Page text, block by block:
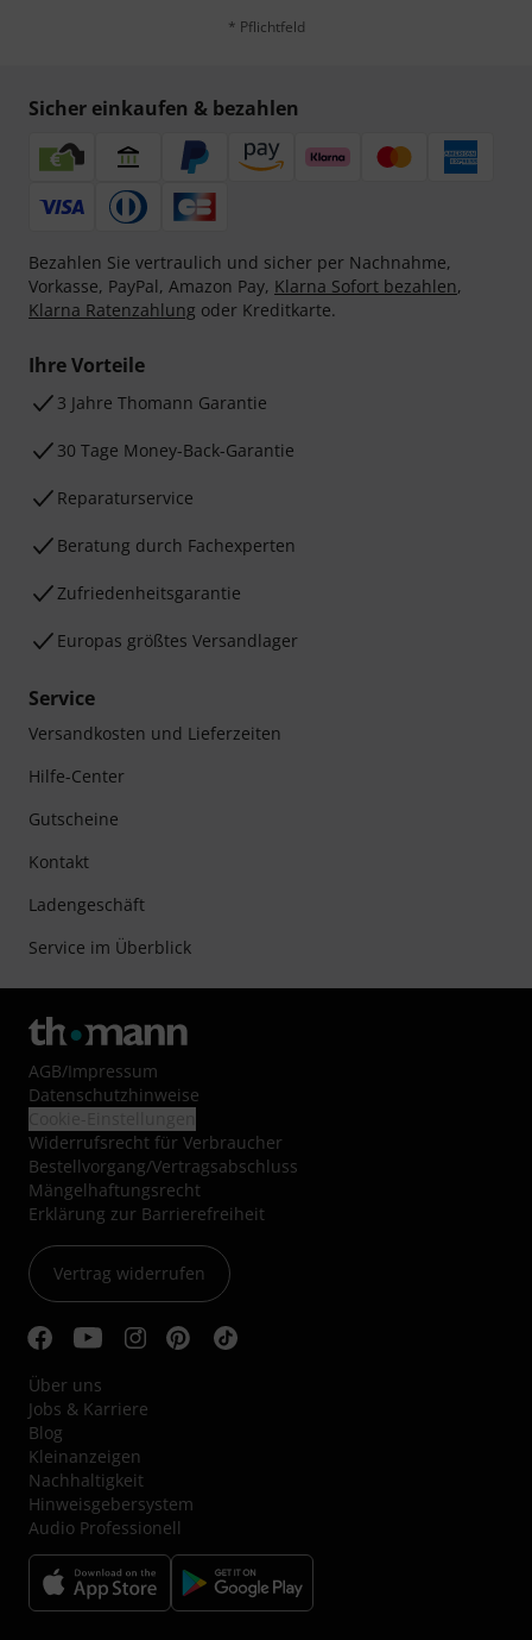
* Pflichtfeld
Sicher einkaufen & bezahlen
Bezahlen Sie vertraulich und sicher per Nachnahme,
Vorkasse, PayPal, Amazon Pay, Klarna Sofort bezahlen,
Klarna Ratenzahlung oder Kreditkarte.
Ihre Vorteile
3 Jahre Thomann Garantie
30 Tage Money-Back-Garantie
Reparaturservice
Beratung durch Fachexperten
Zufriedenheitsgarantie
Europas größtes Versandlager
Service
Versandkosten und Lieferzeiten
Hilfe-Center
Gutscheine
Kontakt
Ladengeschäft
Service im Überblick
AGB/Impressum
Datenschutzhinweise
Widerrufsrecht für Verbraucher
Bestellvorgang/Vertragsabschluss
Mängelhaftungsrecht
Erklärung zur Barrierefreiheit
Vertrag widerrufen
Über uns
Jobs & Karriere
Blog
Kleinanzeigen
Nachhaltigkeit
Hinweisgebersystem
Audio Professionell